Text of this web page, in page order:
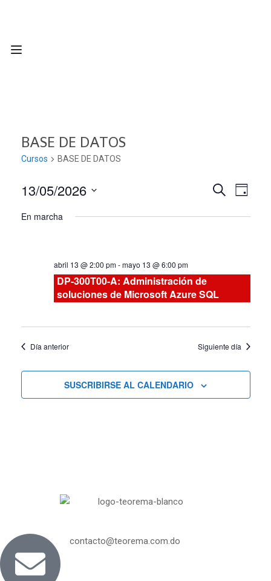
BASE DE DATOS
Cursos BASE DE DATOS
de
y
de
Cursos
BUSCAR
de
DÍA
13/05/2026
fecha.
En marcha
abril 13 @ 2:00 pm-mayo 13 @ 6:00 pm
DP-300T00-A: Administración de
soluciones de Microsoft Azure SQL
Día anterior Siguiente día
SUSCRIBIRSE AL CALENDARIO
contacto@teorema.com.do